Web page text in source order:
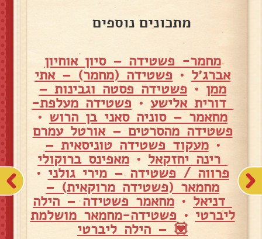
מתכונים נוספים
מחמר- פשטידה – סיון אוחיון
אברג׳ל • פשטידה (מחמר) – אתי
ממן • פשטידה פסטה וגבינות –
דורית אלישע• פשטידה מעלפת-
מחאמר – סוניה סאני בן הרוש •
פשטידה מהסרטים – אורטל עמרם
•מעקוד פשטידה טוניסאית –
רינה יחזקאל • מאפינס ברוקולי
פרווה / פשטידה – מירי גולני •
מחמאר (פשטידה מרוקאית) –
דניאל • מחאמר פשטידה – הילה
ליברטי • פשטידה-מחמאר מושלמת
💟 – הילה ליברטי